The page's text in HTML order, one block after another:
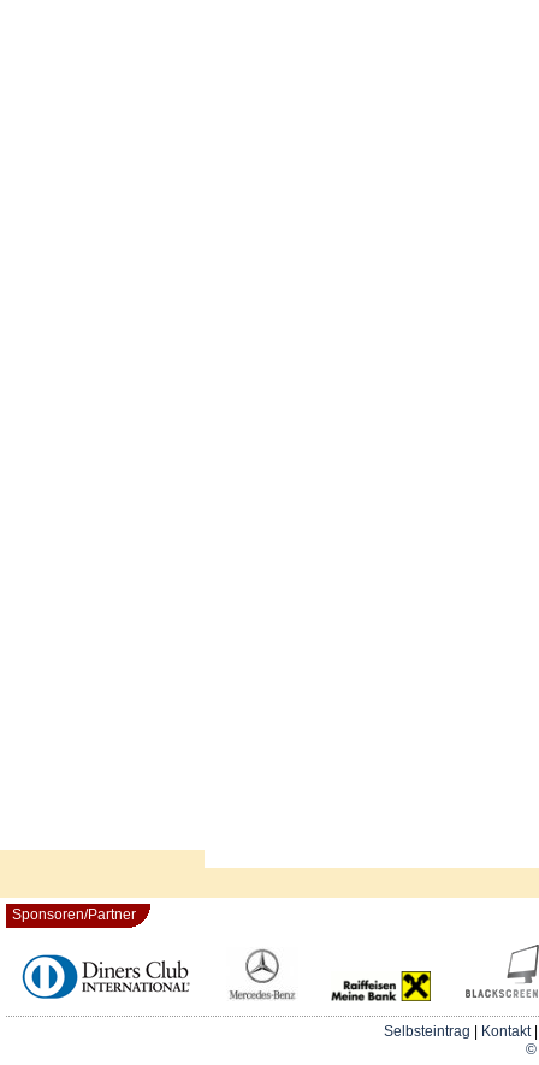
Sponsoren/Partner
Selbsteintrag Kontakt
©